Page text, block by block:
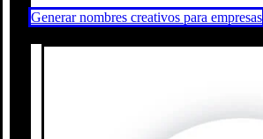
Generar nombres creativos para empresas